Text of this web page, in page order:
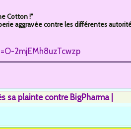
Cotton !"
aggravée contre les différentes
2mjEMh8uzTcwzp
sa plainte contre BigPharma